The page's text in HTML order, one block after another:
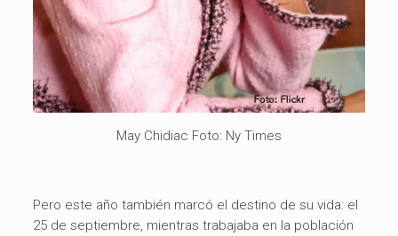
May Chidiac Foto: Ny Times
Pero este año también marcó el destino de su vida: el
25 de septiembre, mientras trabajaba en la población